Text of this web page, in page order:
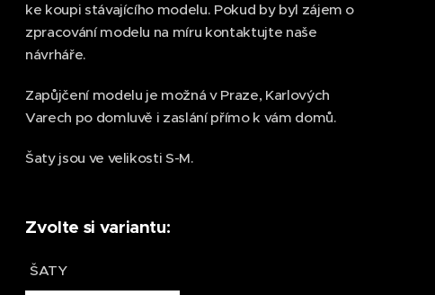
ke koupi stávajícího modelu. Pokud by byl zájem o
zpracování modelu na míru kontaktujte naše
návrháře.
Zapůjčení modelu je možná v Praze, Karlových
Varech po domluvě i zaslání přímo k vám domů.
Šaty jsou ve velikosti S-M.
Zvolte si variantu:
ŠATY